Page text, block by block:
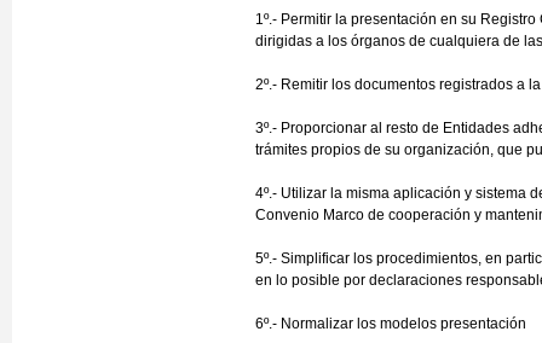
1º.- Permitir la presentación en su
dirigidas a los órganos de cualquiera de
2º.- Remitir los documentos registrados a
3º.- Proporcionar al resto de Entidades
trámites propios de su organización, que
4º.- Utilizar la misma aplicación y sistema
Convenio Marco de cooperación y
5º.- Simplificar los procedimientos, en
en lo posible por declaraciones
6º.- Normalizar los modelos presentación